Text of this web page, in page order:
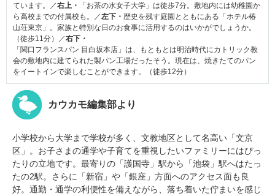
ています。／右上・
「お茶の水女子大学」は徒歩7分。敷地内には幼稚園か
ら高校までの付属校も。／左下・ 歴史を残す庭園とともにある「ホテル椿
山荘東京」。家族と特別な日のお食事に活用するのはいかがでしょうか。
（徒歩11分）／右下・
「関口フランスパン 目白坂本店」は、もともとは明治時代にカトリック教
会の敷地内に建てられた製パン工場だったそう。現在は、焼きたてのパン
をイートインで楽しむことができます。（徒歩12分）
カウカモ編集部より
小学校から大学まで学校が多く、文教地区として名高い「文京
区」。お子さまの通学や子育てを重視したいファミリーにはぴっ
たりの立地です。最寄りの「護国寺」駅から「池袋」駅へはたっ
たの2駅。さらに「新宿」や「銀座」方面へのアクセス面も良
好。通勤・通学の利便性を備えながら、落ち着いた佇まいを感じ